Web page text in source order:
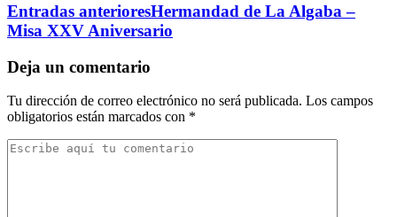
Entradas anterioresHermandad de La Algaba –
Misa XXV Aniversario
Deja un comentario
Tu dirección de correo electrónico no será publicada. Los campos
obligatorios están marcados con *